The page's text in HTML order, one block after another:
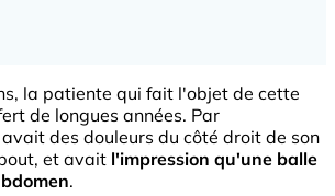
la patiente qui fait l'objet de cette
de longues années. Par
des douleurs du côté droit de son
et avait l'impression qu'une balle
.